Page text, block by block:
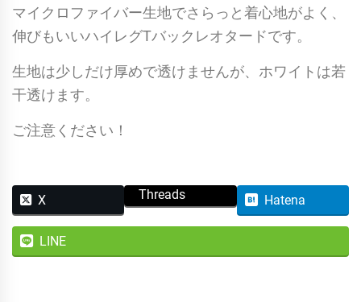
マイクロファイバー生地でさらっと着心地がよく、
伸びもいいハイレグTバックレオタードです。
生地は少しだけ厚めで透けませんが、ホワイトは若
干透けます。
ご注意ください！
X Threads Hatena
LINE